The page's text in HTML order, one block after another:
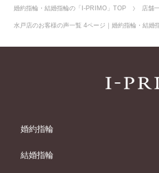
婚約指輪・結婚指輪の「I-PRIMO」TOP 店舗
水戸店のお客様の声一覧 4ページ｜婚約指輪・結
婚約指輪
婚約指輪 (エンゲージリング)
結婚指輪